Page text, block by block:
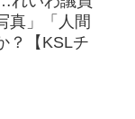
真」「人間
？【KSLチ